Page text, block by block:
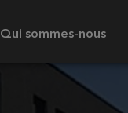
Qui sommes-nous